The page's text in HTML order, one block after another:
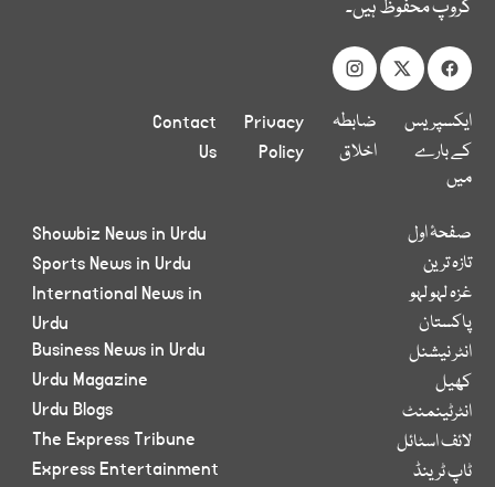
گروپ محفوظ ہیں۔
ایکسپریس
کے بارے
میں
ضابطہ
اخلاق
Privacy
Policy
Contact
Us
صفحۂ اول
تازہ ترین
غزہ لہو لہو
پاکستان
انٹر نیشنل
کھیل
انٹرٹینمنٹ
لائف اسٹائل
ٹاپ ٹرینڈ
Showbiz News in Urdu
Sports News in Urdu
International News in
Urdu
Business News in Urdu
Urdu Magazine
Urdu Blogs
The Express Tribune
Express Entertainment